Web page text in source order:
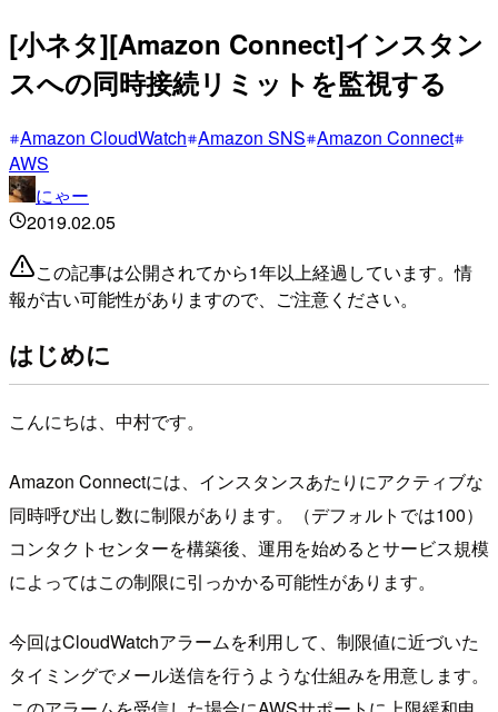
[小ネタ][Amazon Connect]インスタン
スへの同時接続リミットを監視する
Amazon CloudWatch Amazon SNS Amazon Connect
AWS
にゃー
2019.02.05
この記事は公開されてから1年以上経過しています。情
報が古い可能性がありますので、ご注意ください。
はじめに
こんにちは、中村です。
Amazon Connectには、インスタンスあたりにアクティブな
同時呼び出し数に制限があります。（デフォルトでは100）
コンタクトセンターを構築後、運用を始めるとサービス規模
によってはこの制限に引っかかる可能性があります。
今回はCloudWatchアラームを利用して、制限値に近づいた
タイミングでメール送信を行うような仕組みを用意します。